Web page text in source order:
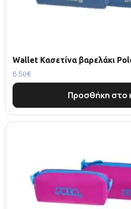
Wallet Κασετίνα βαρελάκι
6.50€
Προσθήκη στο